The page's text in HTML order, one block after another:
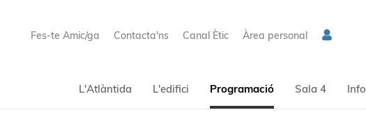
Fes-te Amic/ga Contacta'ns Canal Ètic Àrea personal
L'Atlàntida L'edifici Programació Sala 4